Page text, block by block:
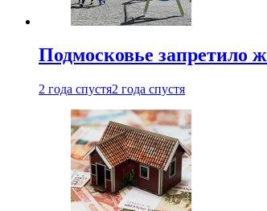
Подмосковье запретило
2 года спустя2 года спустя